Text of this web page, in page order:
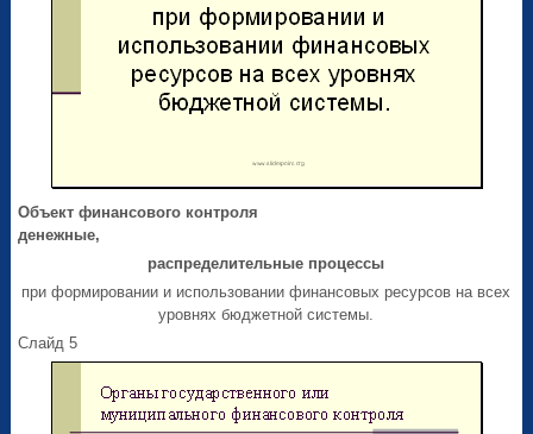
Объект финансового контроля
денежные,
распределительные процессы
при формировании и использовании финансовых ресурсов на всех
уровнях бюджетной системы.
Слайд 5